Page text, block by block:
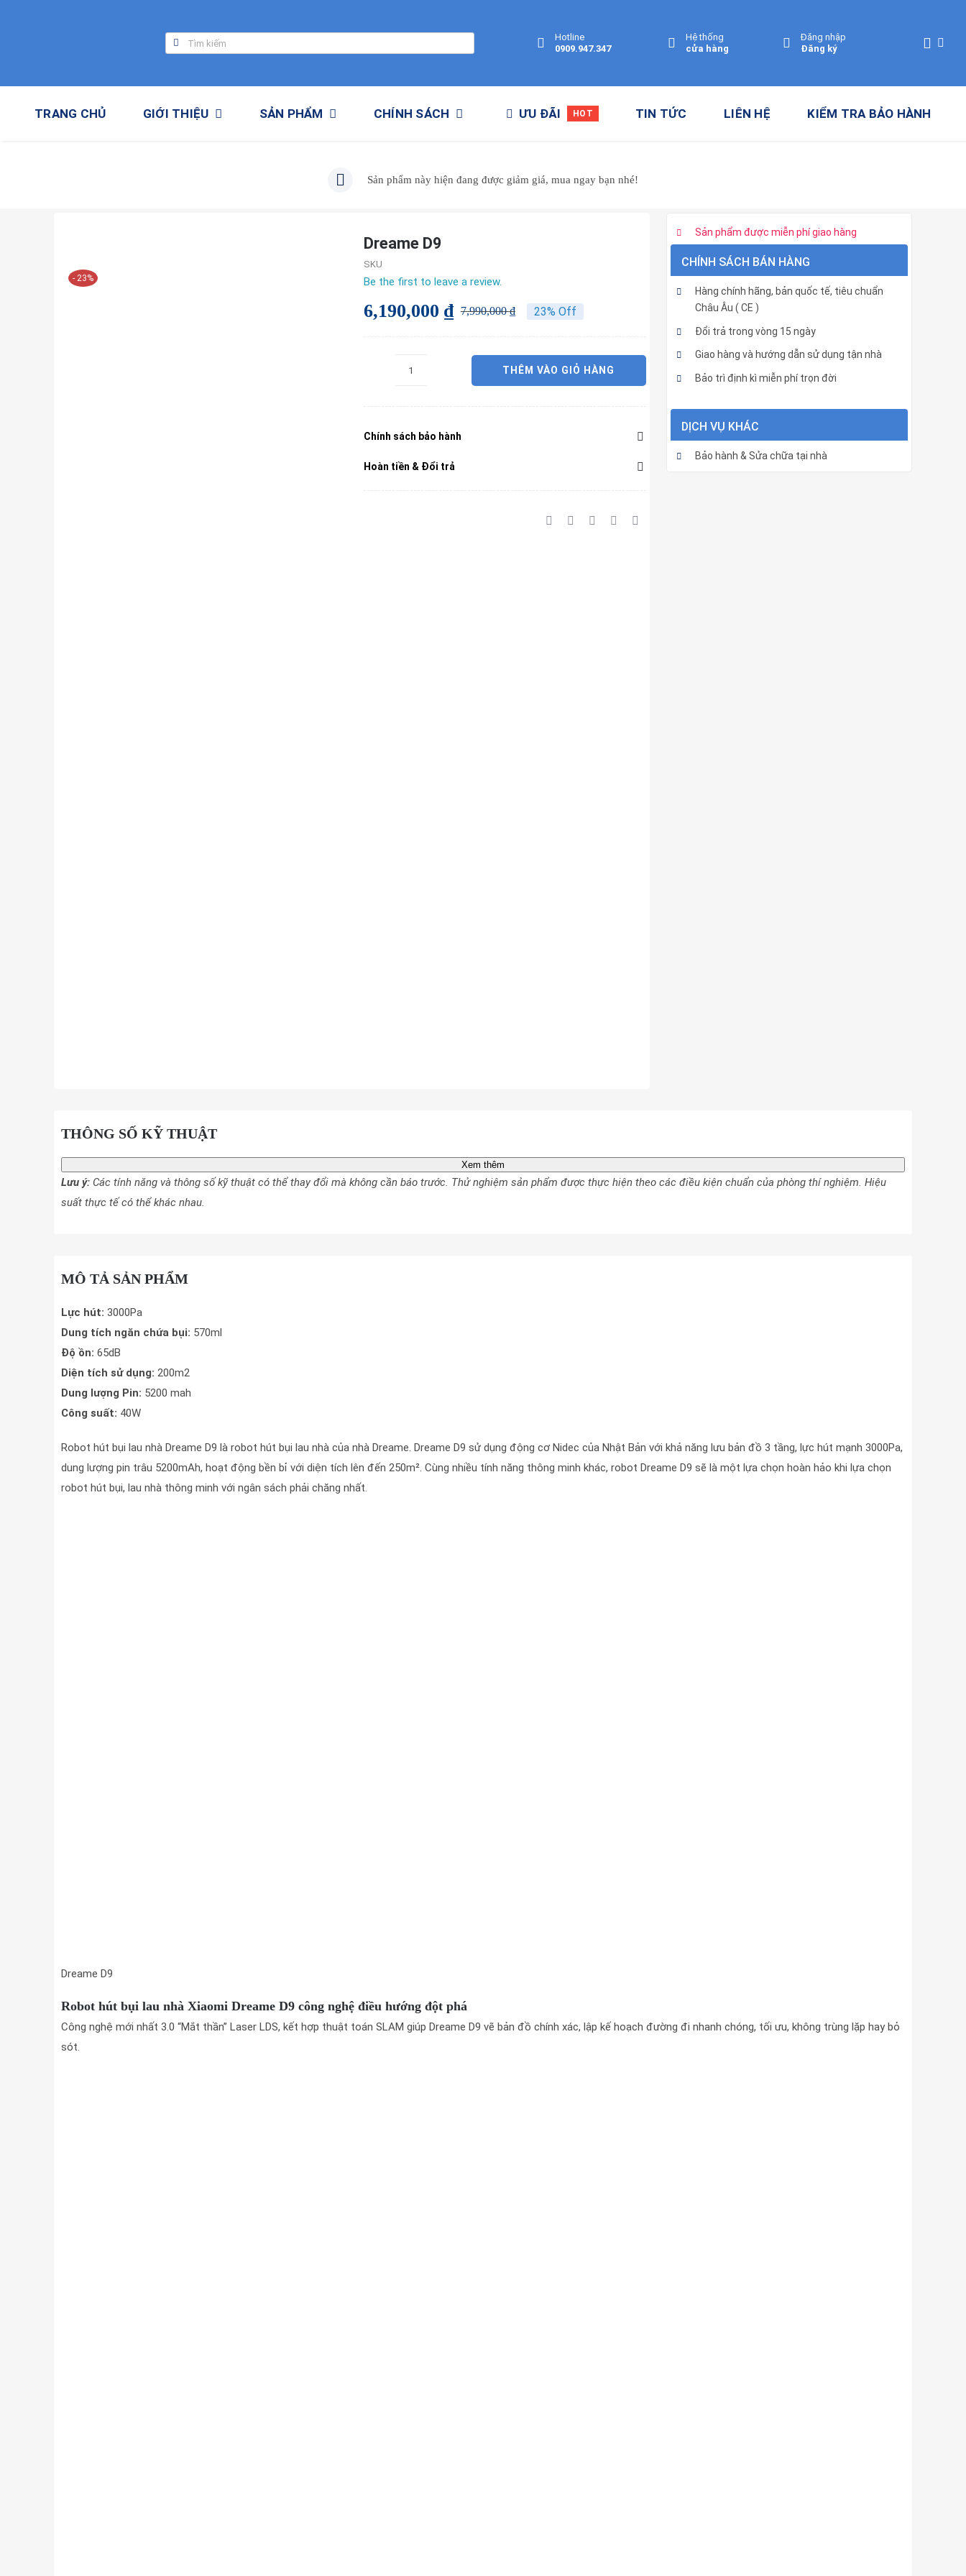
Tìm
Hotline
0909.947.347
Hệ thống
cửa hàng
Đăng nhập
Đăng ký
TRANG CHỦ GIỚI THIỆU SẢN PHẨM CHÍNH SÁCH ƯU ĐÃI HOT TIN TỨC LIÊN HỆ KIỂM TRA BẢO HÀNH
Sản phẩm này hiện đang được giảm giá, mua ngay bạn nhé!
- 23%
Dreame D9
SKU
Be the first to leave a review.
7,990,000₫Giá
là:
7,990,000 ₫.
6,190,000 ₫
Giá
tại
là:
23% Off
lượng
THÊM VÀO GIỎ HÀNG
Chính sách bảo hành
Hoàn tiền & Đổi trả
Sản phẩm được miễn phí giao hàng
CHÍNH SÁCH BÁN HÀNG
Hàng chính hãng, bản quốc tế, tiêu chuẩn
Châu Âu ( CE )
Đổi trả trong vòng 15 ngày
Giao hàng và hướng dẫn sử dụng tận nhà
Bảo trì định kì miễn phí trọn đời
DỊCH VỤ KHÁC
Bảo hành & Sửa chữa tại nhà
THÔNG SỐ KỸ THUẬT
Xem thêm
Lưu ý: Các tính năng và thông số kỹ thuật có thể thay đổi mà không cần báo trước. Thử nghiệm sản phẩm được thực hiện theo các điều kiện chuẩn của phòng thí nghiệm. Hiệu
suất thực tế có thể khác nhau.
MÔ TẢ SẢN PHẨM
Lực hút: 3000Pa
Dung tích ngăn chứa bụi: 570ml
Độ ồn: 65dB
Diện tích sử dụng: 200m2
Dung lượng Pin: 5200 mah
Công suất: 40W
Robot hút bụi lau nhà Dreame D9 là robot hút bụi lau nhà của nhà Dreame. Dreame D9 sử dụng động cơ Nidec của Nhật Bản với khả năng lưu bản đồ 3 tầng, lực hút mạnh 3000Pa,
dung lượng pin trâu 5200mAh, hoạt động bền bỉ với diện tích lên đến 250m². Cùng nhiều tính năng thông minh khác, robot Dreame D9 sẽ là một lựa chọn hoàn hảo khi lựa chọn
robot hút bụi, lau nhà thông minh với ngân sách phải chăng nhất.
Dreame D9
Robot hút bụi lau nhà Xiaomi Dreame D9 công nghệ điều hướng đột phá
Công nghệ mới nhất 3.0 “Mắt thần” Laser LDS, kết hợp thuật toán SLAM giúp Dreame D9 vẽ bản đồ chính xác, lập kế hoạch đường đi nhanh chóng, tối ưu, không trùng lặp hay bỏ
sót.